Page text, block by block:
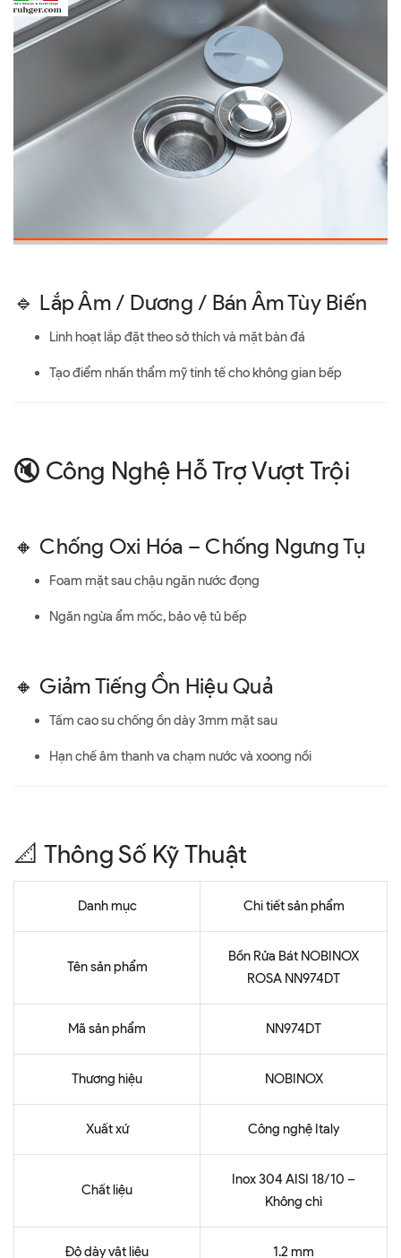
🔹 Lắp Âm / Dương / Bán Âm Tùy Biến
Linh hoạt lắp đặt theo sở thích và mặt bàn đá
Tạo điểm nhấn thẩm mỹ tinh tế cho không gian bếp
🔇 Công Nghệ Hỗ Trợ Vượt Trội
🔸 Chống Oxi Hóa – Chống Ngưng Tụ
Foam mặt sau chậu ngăn nước đọng
Ngăn ngừa ẩm mốc, bảo vệ tủ bếp
🔸 Giảm Tiếng Ồn Hiệu Quả
Tấm cao su chống ồn dày 3mm mặt sau
Hạn chế âm thanh va chạm nước và xoong nồi
📐 Thông Số Kỹ Thuật
Danh mục Chi tiết sản phẩm
Tên sản phẩm
Bồn Rửa Bát NOBINOX
ROSA NN974DT
Mã sản phẩm NN974DT
Thương hiệu NOBINOX
Xuất xứ Công nghệ Italy
Chất liệu
Inox 304 AISI 18/10 –
Không chì
Độ dày vật liệu 1.2 mm